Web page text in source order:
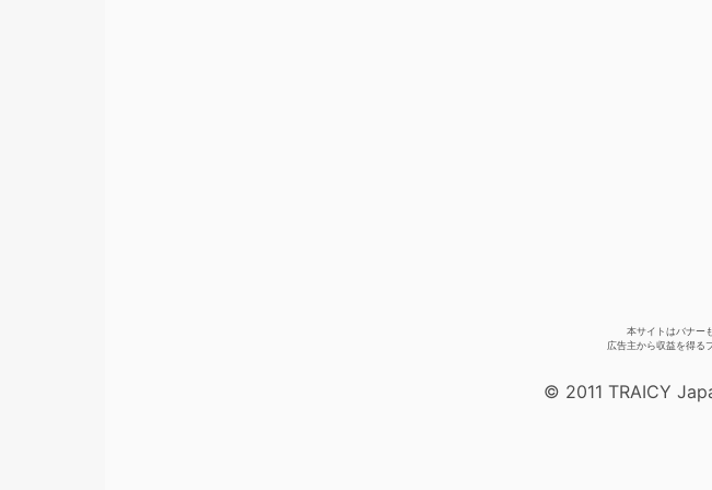
本サイトはバナー
広告主から収益を得る
© 2011 TRAICY